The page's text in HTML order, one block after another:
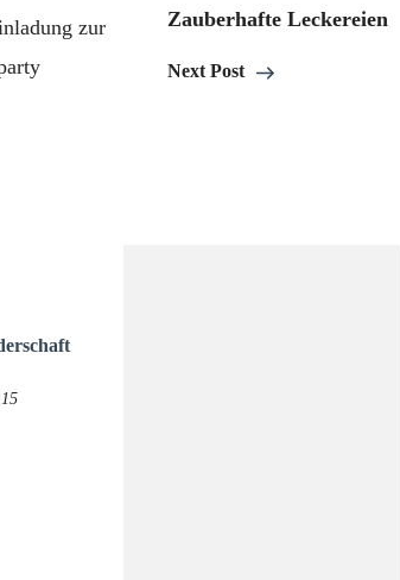
Zauberhafte Leckereien
Next Post